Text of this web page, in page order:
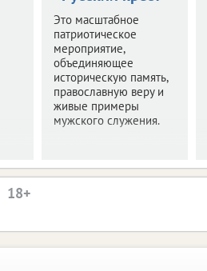
Это масштабное
патриотическое
мероприятие,
объединяющее
историческую память,
православную веру и
живые примеры
мужского служения.